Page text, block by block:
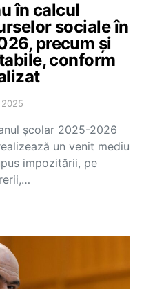
în calcul
sociale în
precum și
conform
școlar 2025-2026
un venit mediu
impozitării, pe